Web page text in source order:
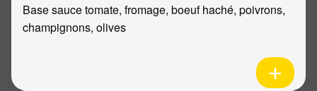
Base sauce tomate, fromage, boeuf haché, poivrons,
champignons, olives